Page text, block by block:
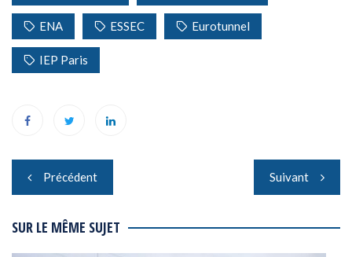
ENA ESSEC Eurotunnel
IEP Paris
Navigation
de
l’article
Précédent Suivant
SUR LE MÊME SUJET